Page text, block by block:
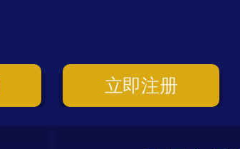
立即注册